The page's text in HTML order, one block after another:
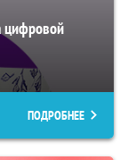
цифровой
ПОДРОБНЕЕ